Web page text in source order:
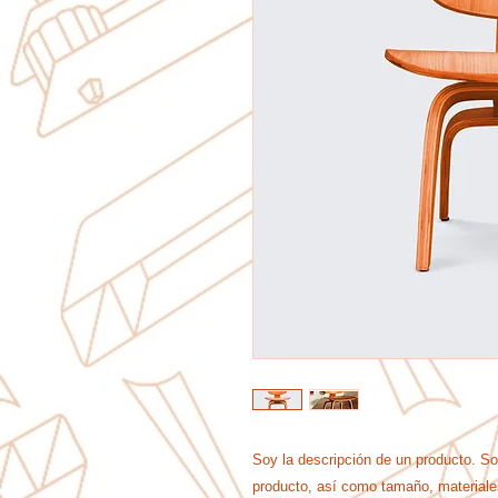
Soy la descripción de un producto.
producto, así como tamaño,